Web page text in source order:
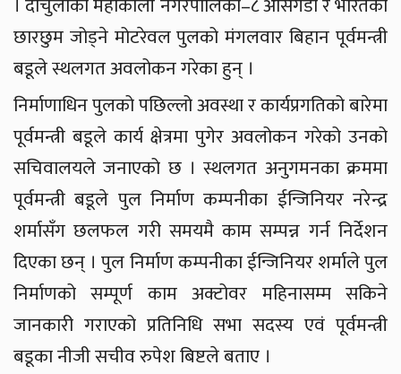
छारछुम जोड्ने मोटरेवल पुलको मंगलवार बिहान पूर्वमन्त्री
बडूले स्थलगत अवलोकन गरेका हुन् ।
निर्माणाधिन पुलको पछिल्लो अवस्था र कार्यप्रगतिको बारेमा
पूर्वमन्त्री बडूले कार्य क्षेत्रमा पुगेर अवलोकन गरेको उनको
सचिवालयले जनाएको छ । स्थलगत अनुगमनका क्रममा
पूर्वमन्त्री बडूले पुल निर्माण कम्पनीका ईन्जिनियर नरेन्द्र
शर्मासँग छलफल गरी समयमै काम सम्पन्न गर्न निर्देशन
दिएका छन् । पुल निर्माण कम्पनीका ईन्जिनियर शर्माले पुल
निर्माणको सम्पूर्ण काम अक्टोवर महिनासम्म सकिने
जानकारी गराएको प्रतिनिधि सभा सदस्य एवं पूर्वमन्त्री
बडूका नीजी सचीव रुपेश बिष्टले बताए ।